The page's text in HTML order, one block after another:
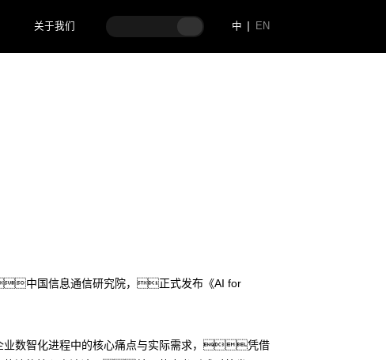
关于我们 中 EN
中国信息通信研究院，正式发布《AI for
数智化进程中的核心痛点与实际需求，凭借